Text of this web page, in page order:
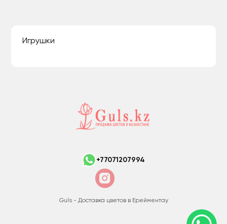
Игрушки
+77071207994
Guls - Доставка цветов в Ерейментау